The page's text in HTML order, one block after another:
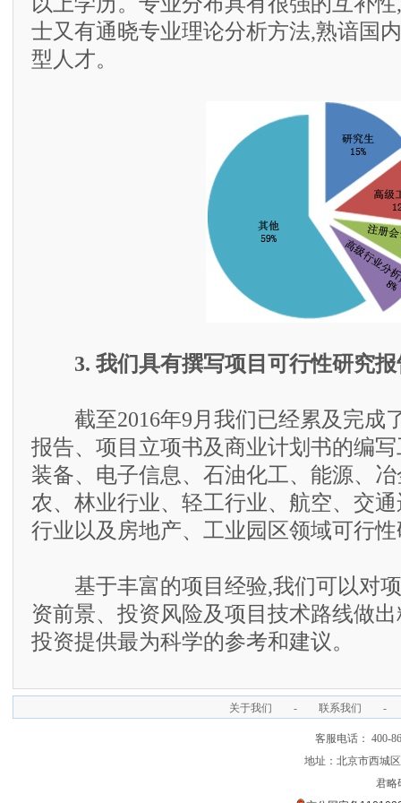
士又有通晓专业理论分析方法,熟谙国
型人才。
3. 我们具有撰写项目可行性研究
截至2016年9月我们已经累及完成
报告、项目立项书及商业计划书的编
装备、电子信息、石油化工、能源、
农、林业行业、轻工行业、航空、交
行业以及房地产、工业园区领域可行
基于丰富的项目经验,我们可以对项
资前景、投资风险及项目技术路线做
投资提供最为科学的参考和建议。
关于我们 - 联系我们 -
客服电话： 400-
地址：北京市西城
君略